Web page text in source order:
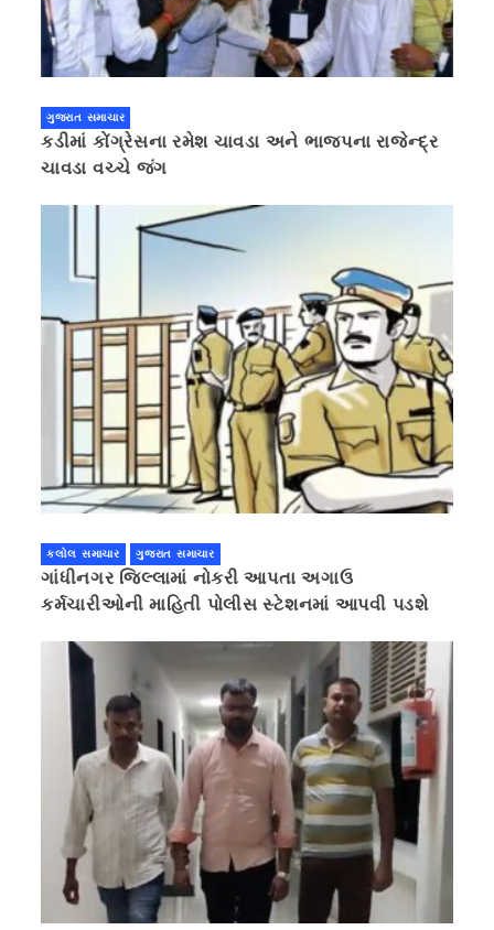
ગુજરાત સમાચાર
કડીમાં કોંગ્રેસના રમેશ ચાવડા અને ભાજપના રાજેન્દ્ર
ચાવડા વચ્ચે જંગ
કલોલ સમાચાર ગુજરાત સમાચાર
ગાંધીનગર જિલ્લામાં નોકરી આપતા અગાઉ
કર્મચારીઓની માહિતી પોલીસ સ્ટેશનમાં આપવી પડશે